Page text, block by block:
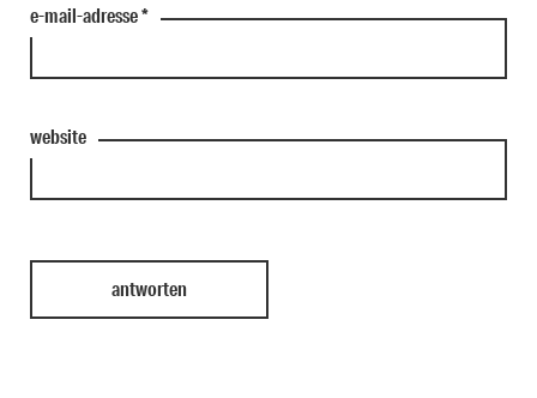
e-mail-adresse*
website